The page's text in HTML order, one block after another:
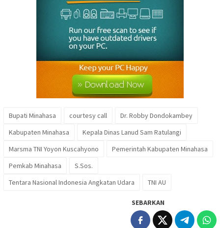
Bupati Minahasa courtesy call
Dr. Robby Dondokambey
Kabupaten Minahasa
Kepala Dinas Lanud Sam Ratulangi
Marsma TNI Yoyon Kuscahyono
Pemerintah Kabupaten Minahasa
Pemkab Minahasa
S.Sos.
Tentara Nasional Indonesia Angkatan Udara
TNI AU
SEBARKAN